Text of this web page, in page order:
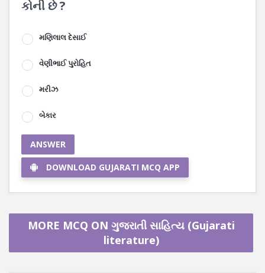
કોની છે ?
મણિલાલ દેસાઈ
વેણીભાઈ પુરોહિત
મરીઝ
બેકાર
ANSWER
DOWNLOAD GUJARATI MCQ APP
MORE MCQ ON ગુજરાતી સાહિત્ય (Gujarati
literature)